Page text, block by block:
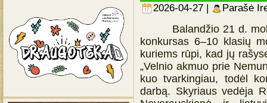
2026-04-27 | Parašė
Balandžio 21 d.
konkursas 6–10 klasių
kuriems rūpi, kad jų
„Velnio akmuo prie
kuo tvarkingiau, todėl
darbą. Skyriaus vedėja